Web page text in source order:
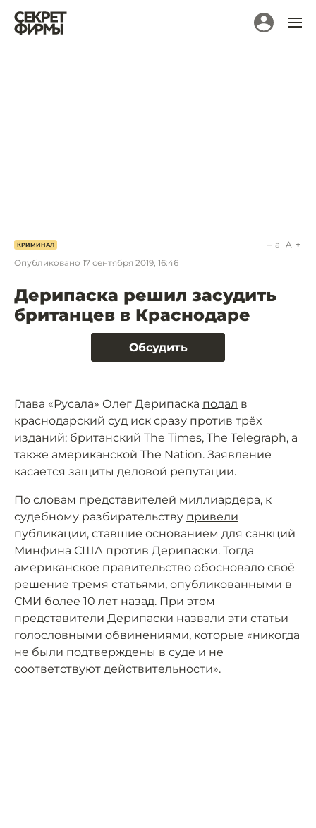
КРИМИНАЛ
Опубликовано 17 сентября 2019, 16:46
a A
Дерипаска решил засудить
британцев в Краснодаре
Обсудить
Глава «Русала» Олег Дерипаска подал в
краснодарский суд иск сразу против трёх
изданий: британский The Times, The Telegraph, а
также американской The Nation. Заявление
касается защиты деловой репутации.
По словам представителей миллиардера, к
судебному разбирательству привели
публикации, ставшие основанием для санкций
Минфина США против Дерипаски. Тогда
американское правительство обосновало своё
решение тремя статьями, опубликованными в
СМИ более 10 лет назад. При этом
представители Дерипаски назвали эти статьи
голословными обвинениями, которые «никогда
не были подтверждены в суде и не
соответствуют действительности».